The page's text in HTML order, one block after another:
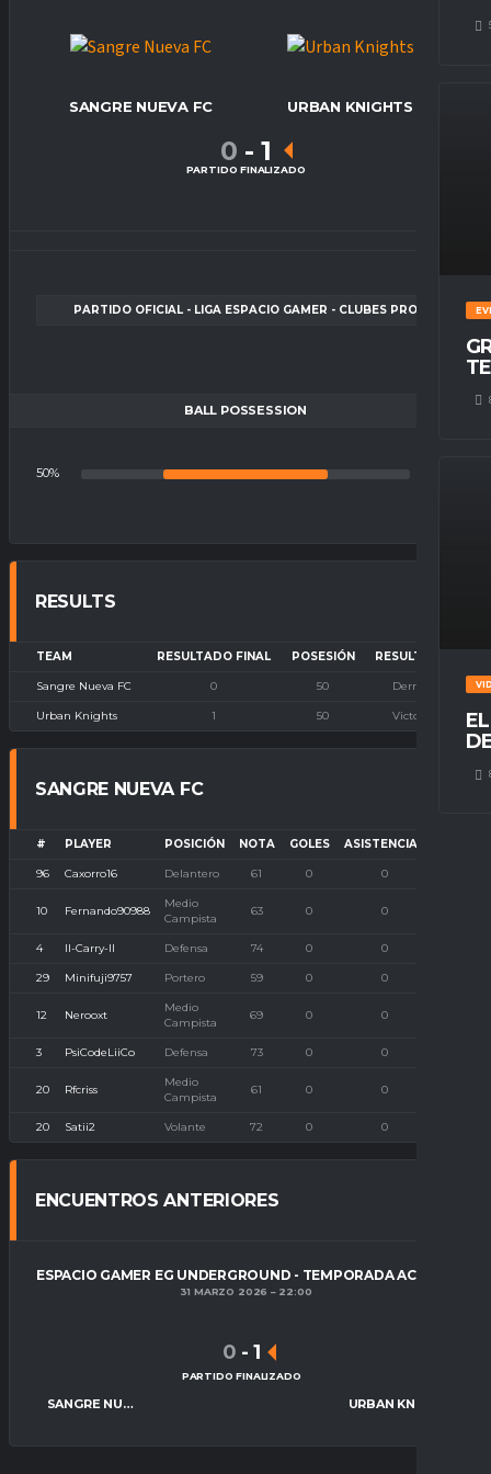
SANGRE NUEVA FC URBAN KNIGHTS
0 - 1
PARTIDO FINALIZADO
PARTIDO OFICIAL - LIGA ESPACIO GAMER - CLUBES PRO
BALL POSSESSION
50%
RESULTS
TEAM RESULTADO FINAL POSESIÓN RESULTADO
Sangre Nueva FC 0 50 Derrota
Urban Knights 1 50 Victoria
SANGRE NUEVA FC
# PLAYER POSICIÓN NOTA GOLES ASISTENCIAS
96 Caxorro16 Delantero 61 0 0
10 Fernando90988
Medio
Campista
63 0 0
4 ll-Carry-Il Defensa 74 0 0
29 Minifuji9757 Portero 59 0 0
12 Nerooxt
Medio
Campista
69 0 0
3 PsiCodeLiiCo Defensa 73 0 0
20 Rfcriss
Medio
Campista
61 0 0
20 Satii2 Volante 72 0 0
ENCUENTROS ANTERIORES
ESPACIO GAMER EG UNDERGROUND - TEMPORADA ACTUAL
31 MARZO 2026 22:00
SANGRE NUEVA FC
0 - 1
PARTIDO FINALIZADO